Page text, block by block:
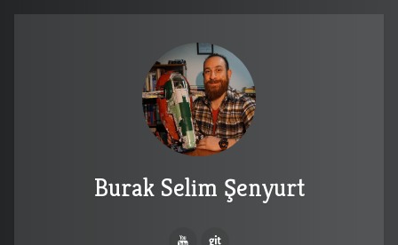
Burak Selim Şenyurt